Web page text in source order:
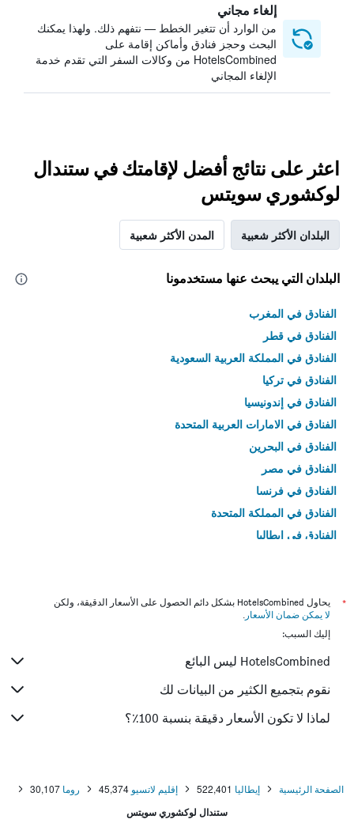
إلغاء مجاني
من الوارد أن تتغير الخطط — نتفهم ذلك. ولهذا يمكنك
البحث وحجز فنادق وأماكن إقامة على
HotelsCombined من وكالات السفر التي تقدم خدمة
الإلغاء المجاني
اعثر على نتائج أفضل لإقامتك في ستندال
لوكشوري سويتس
البلدان الأكثر شعبية المدن الأكثر شعبية
البلدان التي يبحث عنها مستخدمونا
الفنادق في المغرب
الفنادق في قطر
الفنادق في المملكة العربية السعودية
الفنادق في تركيا
الفنادق في إندونيسيا
الفنادق في الامارات العربية المتحدة
الفنادق في البحرين
الفنادق في مصر
الفنادق في فرنسا
الفنادق في المملكة المتحدة
الفنادق في إيطاليا
*
يحاول HotelsCombined بشكل دائم الحصول على الأسعار الدقيقة، ولكن
لا يمكن ضمان الأسعار .
إليك السبب:
HotelsCombined ليس البائع
نقوم بتجميع الكثير من البيانات لك
لماذا لا تكون الأسعار دقيقة بنسبة 100٪؟
الصفحة الرئيسية إيطاليا 522,401 إقليم لاتسيو 45,374 روما 30,107
ستندال لوكشوري سويتس